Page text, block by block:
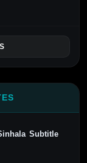
Subtitle